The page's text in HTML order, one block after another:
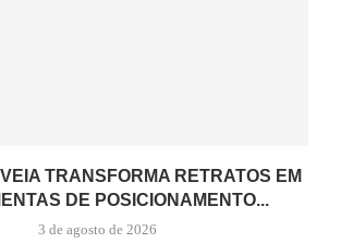
TRANSFORMA RETRATOS EM
DE POSICIONAMENTO...
3 de agosto de 2026